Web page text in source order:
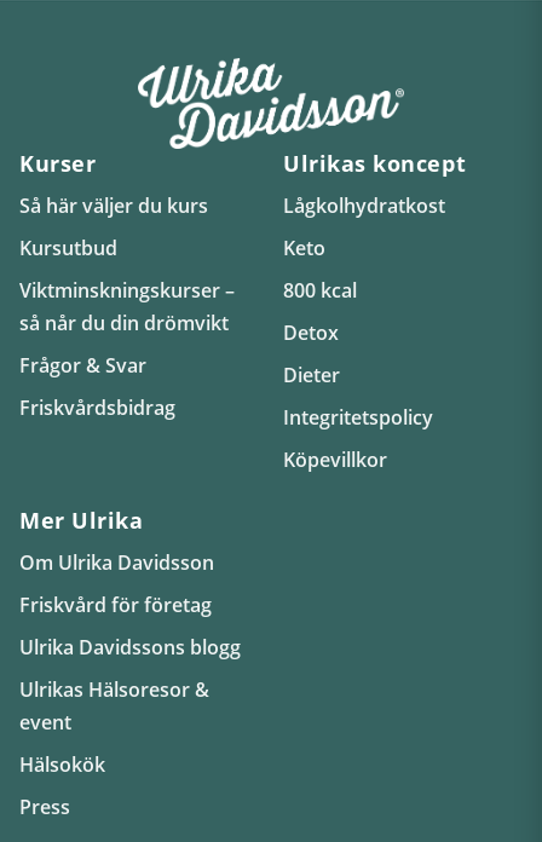
Kurser
Så här väljer du kurs
Kursutbud
Viktminskningskurser –
så når du din drömvikt
Frågor & Svar
Friskvårdsbidrag
Ulrikas koncept
Lågkolhydratkost
Keto
800 kcal
Detox
Dieter
Integritetspolicy
Köpevillkor
Mer Ulrika
Om Ulrika Davidsson
Friskvård för företag
Ulrika Davidssons blogg
Ulrikas Hälsoresor &
event
Hälsokök
Press